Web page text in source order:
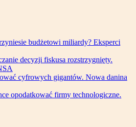
budżetowi miliardy? Eksperci
decyzji fiskusa rozstrzygnięty.
cyfrowych gigantów. Nowa danina
opodatkować firmy technologiczne.